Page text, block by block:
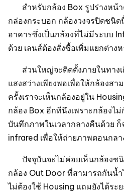
สำหรับกล้อง Box รูปร่างหน้า
กล่องกระบอก กล้องวงจรปิดชนิ
อาคารซึ่งเป็นกล้องที่ไม่มีระบบ
ด้วย เลนส์ต้องสั่งซื้อเพิ่มแยกต่าง
ส่วนใหญ่จะติดตั้งภายในทางเ
แสงสว่างเพียงพอเพื่อให้กล้องส
ครั้งเราจะเห็นกล้องอยู่ใน
กล้อง Box อีกทีนึงเพราะกล้องไ
บันทึกภาพในเวลากลางคืนด้วย ก็
infrared เพื่อให้ถ่ายภาพตอนกล
ปัจจุบันจะไม่ค่อยเห็นกล้องชนิ
กล้อง Out Door ที่สามารถกันน้
ไม่ต้องใช้ Housing แถมยังได้ระ